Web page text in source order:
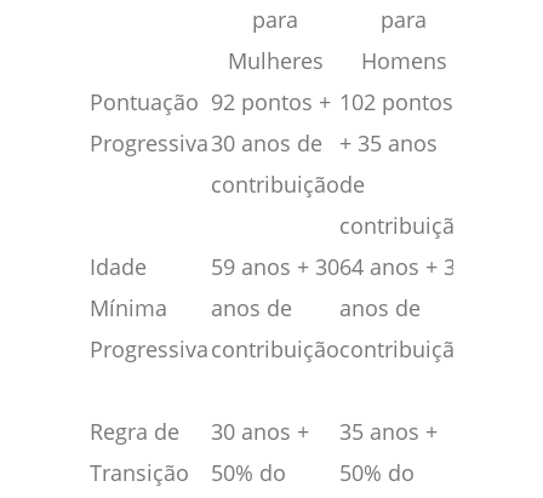
para
Mulheres
para
Homens
Pontuação
Progressiva
92 pontos +
30 anos de
contribuição
102 pontos
+ 35 anos
de
contribuição
Idade
Mínima
Progressiva
59 anos + 30
anos de
contribuição
64 anos + 35
anos de
contribuição
Regra de
Transição
30 anos +
50% do
35 anos +
50% do